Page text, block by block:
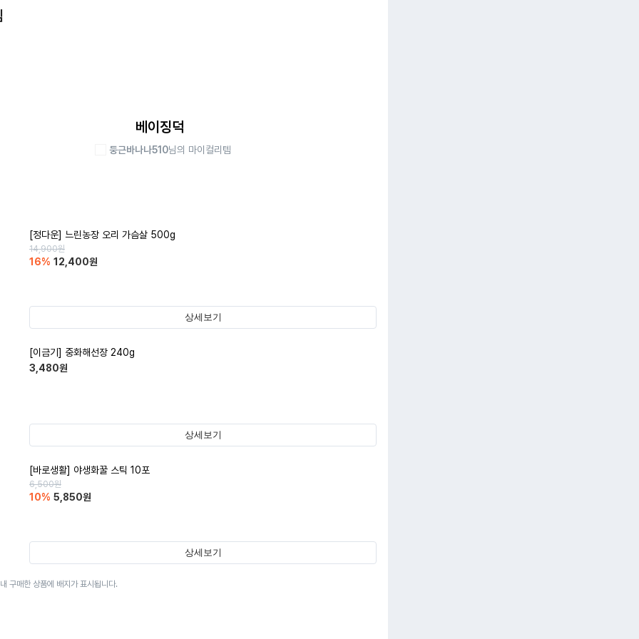
베이징덕
둥근바나나510님의 마이컬리템
[정다운] 느린농장 오리 가슴살 500g
14,900원
16% 12,400원
상세보기
[이금기] 중화해선장 240g
3,480원
상세보기
[바로생활] 야생화꿀 스틱 10포
6,500원
10% 5,850원
상세보기
구매한 상품에 배지가 표시됩니다.